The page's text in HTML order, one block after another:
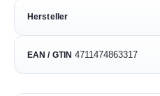
Hersteller
EAN / GTIN 4711474863317